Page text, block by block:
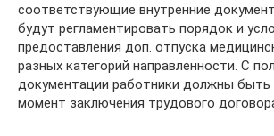
соответствующие внутренние
будут регламентировать порядок и
предоставления доп. отпуска
разных категорий направленности. С
документации работники должны быть
момент заключения трудового